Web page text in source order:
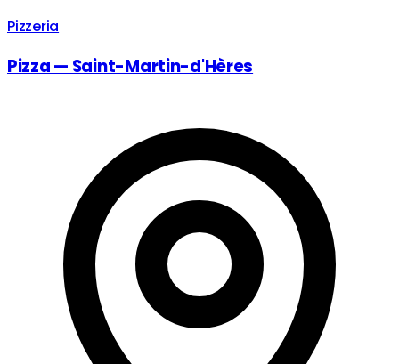
Pizzeria
Pizza — Saint-Martin-d'Hères